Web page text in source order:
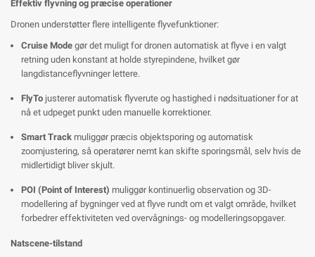
Effektiv flyvning og præcise operationer
Dronen understøtter flere intelligente flyvefunktioner:
Cruise Mode gør det muligt for dronen automatisk at flyve i en valgt
retning uden konstant at holde styrepindene, hvilket gør
langdistanceflyvninger lettere.
FlyTo justerer automatisk flyverute og hastighed i nødsituationer for at
nå et udpeget punkt uden manuelle korrektioner.
Smart Track muliggør præcis objektsporing og automatisk
zoomjustering, så operatører nemt kan skifte sporingsmål, selv hvis de
midlertidigt bliver skjult.
POI (Point of Interest) muliggør kontinuerlig observation og 3D-
modellering af bygninger ved at flyve rundt om et valgt område, hvilket
forbedrer effektiviteten ved overvågnings- og modelleringsopgaver.
Natscene-tilstand